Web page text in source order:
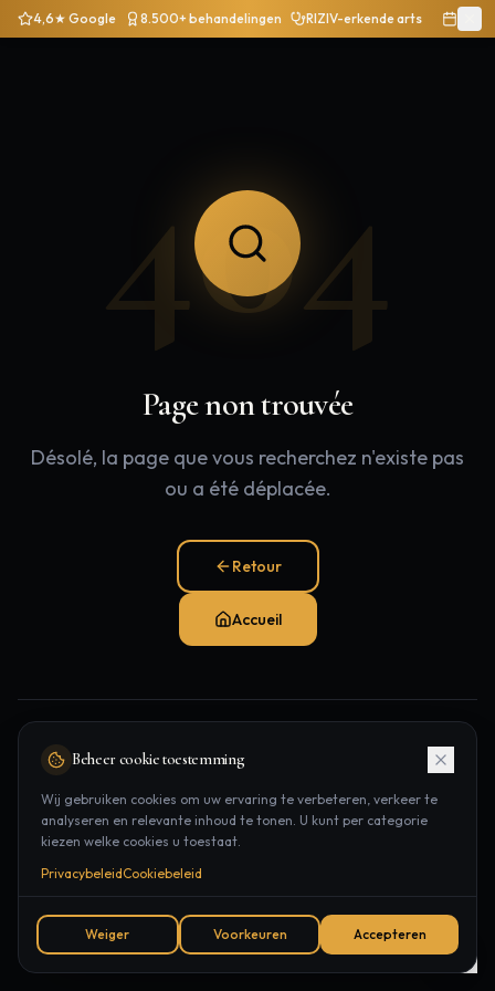
4,6★ Google 8.500+ behandelingen RIZIV-erkende arts
404
Page non trouvée
Désolé, la page que vous recherchez n'existe pas
ou a été déplacée.
Retour
Accueil
Traitements Épilation laser
Contact
Rendez-vous
Beheer cookie toestemming
Wij gebruiken cookies om uw ervaring te verbeteren, verkeer te
analyseren en relevante inhoud te tonen. U kunt per categorie
kiezen welke cookies u toestaat.
PrivacybeleidCookiebeleid
Weiger Voorkeuren Accepteren